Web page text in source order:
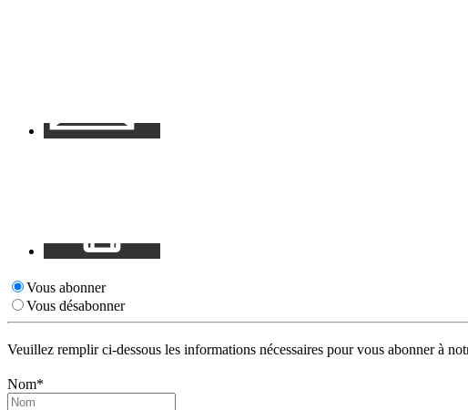
Vous abonner
Vous désabonner
Veuillez remplir ci-dessous les informations nécessaires pour vous abonnerà
Nom*